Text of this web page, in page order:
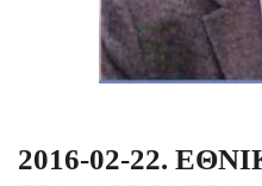
2016-02-22.